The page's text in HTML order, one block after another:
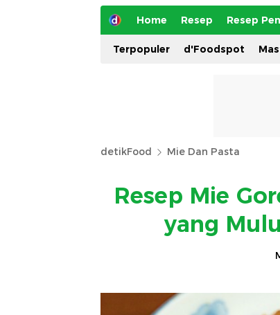
Home Resep Resep
Terpopuler d'Foodspot
detikFood Mie Dan Pasta
Resep Mie
yang